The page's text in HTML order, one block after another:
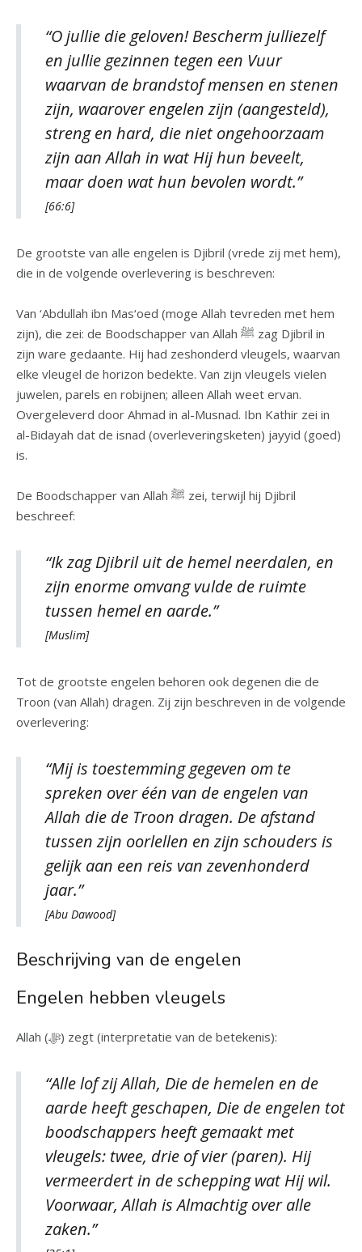
“O jullie die geloven! Bescherm julliezelf
en jullie gezinnen tegen een Vuur
waarvan de brandstof mensen en stenen
zijn, waarover engelen zijn (aangesteld),
streng en hard, die niet ongehoorzaam
zijn aan Allah in wat Hij hun beveelt,
maar doen wat hun bevolen wordt.”
[66:6]
De grootste van alle engelen is Djibril (vrede zij met hem),
die in de volgende overlevering is beschreven:
Van ‘Abdullah ibn Mas‘oed (moge Allah tevreden met hem
zijn), die zei: de Boodschapper van Allah ﷺ zag Djibril in
zijn ware gedaante. Hij had zeshonderd vleugels, waarvan
elke vleugel de horizon bedekte. Van zijn vleugels vielen
juwelen, parels en robijnen; alleen Allah weet ervan.
Overgeleverd door Ahmad in al-Musnad. Ibn Kathir zei in
al-Bidayah dat de isnad (overleveringsketen) jayyid (goed)
is.
De Boodschapper van Allah ﷺ zei, terwijl hij Djibril
beschreef:
“Ik zag Djibril uit de hemel neerdalen, en
zijn enorme omvang vulde de ruimte
tussen hemel en aarde.”
[Muslim]
Tot de grootste engelen behoren ook degenen die de
Troon (van Allah) dragen. Zij zijn beschreven in de volgende
overlevering:
“Mij is toestemming gegeven om te
spreken over één van de engelen van
Allah die de Troon dragen. De afstand
tussen zijn oorlellen en zijn schouders is
gelijk aan een reis van zevenhonderd
jaar.”
[Abu Dawood]
Beschrijving van de engelen
Engelen hebben vleugels
Allah (ﷻ) zegt (interpretatie van de betekenis):
“Alle lof zij Allah, Die de hemelen en de
aarde heeft geschapen, Die de engelen tot
boodschappers heeft gemaakt met
vleugels: twee, drie of vier (paren). Hij
vermeerdert in de schepping wat Hij wil.
Voorwaar, Allah is Almachtig over alle
zaken.”